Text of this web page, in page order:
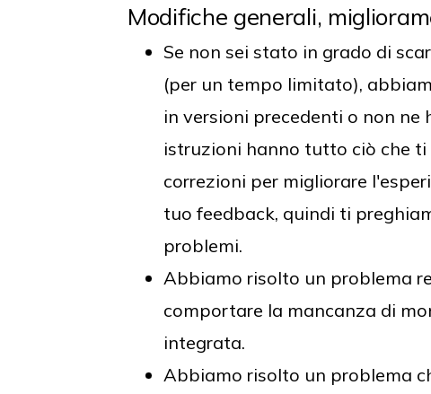
Modifiche generali,
Se non sei stato in grado di
(per un tempo limitato),
in versioni precedenti o non
istruzioni hanno tutto ciò che
correzioni per migliorare
tuo feedback, quindi ti
problemi.
Abbiamo risolto un problema
comportare la mancanza di
integrata.
Abbiamo risolto un problema